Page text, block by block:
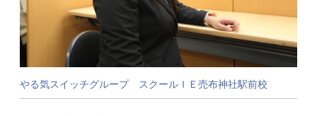
やる気スイッチグループ スクールＩＥ売布神社駅前校